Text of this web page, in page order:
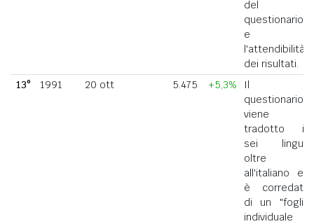
del
questionario
e
l'attendibilità
dei risultati.
13°
1991 20 ott 5.475 +5,3%
Il
questionario
viene
tradotto in
sei lingue
oltre
all'italiano ed
è corredato
di un "foglio
individuale